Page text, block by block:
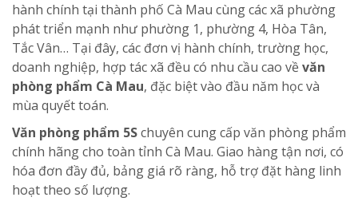
hành chính tại thành phố Cà Mau cùng các xã phường
phát triển mạnh như phường 1, phường 4, Hòa Tân,
Tắc Vân… Tại đây, các đơn vị hành chính, trường học,
doanh nghiệp, hợp tác xã đều có nhu cầu cao vềvăn
phòng phẩm Cà Mau, đặc biệt vào đầu năm học và
mùa quyết toán.
Văn phòng phẩm 5Schuyên cung cấp văn phòng phẩm
chính hãng cho toàn tỉnh Cà Mau. Giao hàng tận nơi, có
hóa đơn đầy đủ, bảng giá rõ ràng, hỗ trợ đặt hàng linh
hoạt theo số lượng.